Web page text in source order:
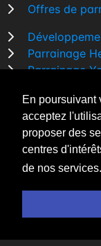
En poursuivant
acceptez
proposer des
centres
de nos services.
Offres de
Parrainage
Parrainage
Comparatif
By Night